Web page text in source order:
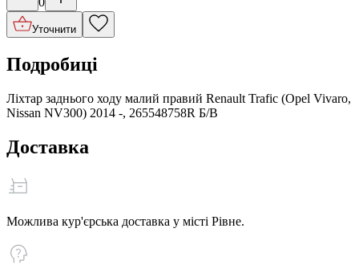
Уточнити
Подробиці
Ліхтар заднього ходу малий правий Renault Trafic (Opel Vivaro,
Nissan NV300) 2014 -, 265548758R Б/В
Доставка
Можлива кур'єрська доставка у місті Рівне.